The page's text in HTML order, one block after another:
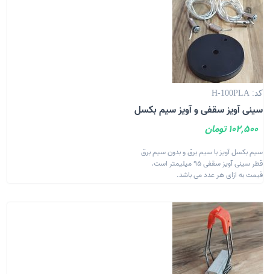
کد: H-100PLA
سینی آویز سقفی و آویز سیم بکسل
102,500 تومان
سیم بکسل آویز با سیم برق و بدون سیم برق
قطر سینی آویز سقفی 95 میلیمتر است.
قیمت به ازای هر عدد می باشد.